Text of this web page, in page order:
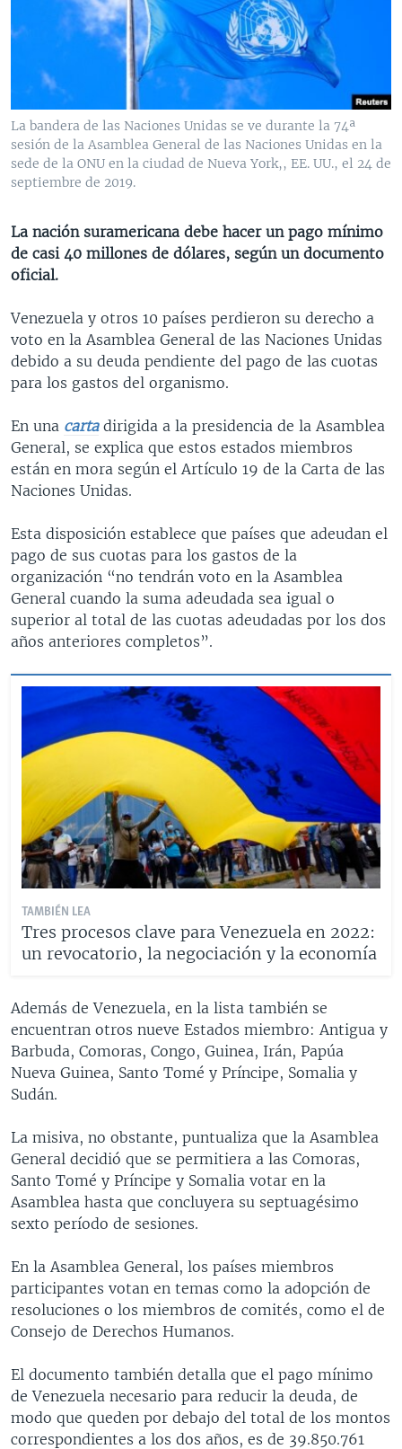
VENEZUELA
NICARAGUA
ECONOMÍA
ENTRETENIMIENTO Y CULTURA
TECNOLOGÍA
DEPORTES
CIENCIA Y SALUD
MULTIMEDIA
FOTOGRAFÍA
AUDIOS
PROGRAMAS TV
EL MUNDO AL DÍA
FORO INTERAMERICANO
VISIÓN 360
LAS CLAVES
RADIO
AVANCE INFORMATIVO
AUDIONOTICIAS
BUENOS DÍAS AMÉRICA
EL MUNDO AL DÍA [RADIO]
FORO [RADIO]
NOTA ECONÓMICA
ENTRETENIMIENTO
DIRECT
DOCUMENTALES DE LA VOA
Learning English
SÍGANOS
Idiomas
La bandera de las Naciones Unidas se ve durante la 74ª
sesión de la Asamblea General de las Naciones Unidas en la
sede de la ONU en la ciudad de Nueva York,, EE. UU., el 24 de
septiembre de 2019.
La nación suramericana debe hacer un pago mínimo
de casi 40 millones de dólares, según un documento
oficial.
Venezuela y otros 10 países perdieron su derecho a
voto en la Asamblea General de las Naciones Unidas
debido a su deuda pendiente del pago de las cuotas
para los gastos del organismo.
En una cartadirigida a la presidencia de la Asamblea
General, se explica que estos estados miembros
están en mora según el Artículo 19 de la Carta de las
Naciones Unidas.
Esta disposición establece que países que adeudan el
pago de sus cuotas para los gastos de la
organización “no tendrán voto en la Asamblea
General cuando la suma adeudada sea igual o
superior al total de las cuotas adeudadas por los dos
años anteriores completos”.
TAMBIÉN LEA
Tres procesos clave para Venezuela en 2022:
un revocatorio, la negociación y la economía
Además de Venezuela, en la lista también se
encuentran otros nueve Estados miembro: Antigua y
Barbuda, Comoras, Congo, Guinea, Irán, Papúa
Nueva Guinea, Santo Tomé y Príncipe, Somalia y
Sudán.
La misiva, no obstante, puntualiza que la Asamblea
General decidió que se permitiera a las Comoras,
Santo Tomé y Príncipe y Somalia votar en la
Asamblea hasta que concluyera su septuagésimo
sexto período de sesiones.
En la Asamblea General, los países miembros
participantes votan en temas como la adopción de
resoluciones o los miembros de comités, como el de
Consejo de Derechos Humanos.
El documento también detalla que el pago mínimo
de Venezuela necesario para reducir la deuda, de
modo que queden por debajo del total de los montos
correspondientes a los dos años, es de 39.850.761